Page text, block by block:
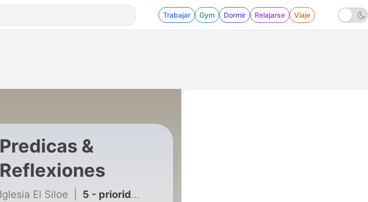
Trabajar Gym Dormir Relajarse Viaje
Predicas &
Reflexiones
Iglesia El Siloe 5 - prioridades en el servicio a Dios